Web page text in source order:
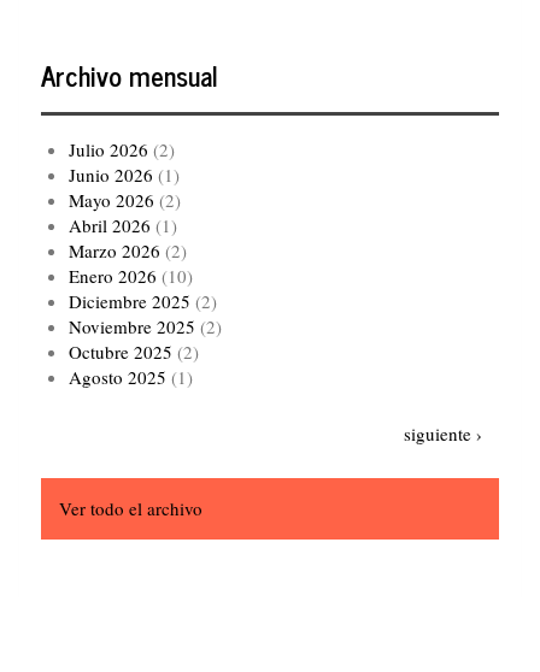
Archivo mensual
Julio 2026 (2)
Junio 2026 (1)
Mayo 2026 (2)
Abril 2026 (1)
Marzo 2026 (2)
Enero 2026 (10)
Diciembre 2025 (2)
Noviembre 2025 (2)
Octubre 2025 (2)
Agosto 2025 (1)
Siguiente
siguiente ›
Ver todo el archivo